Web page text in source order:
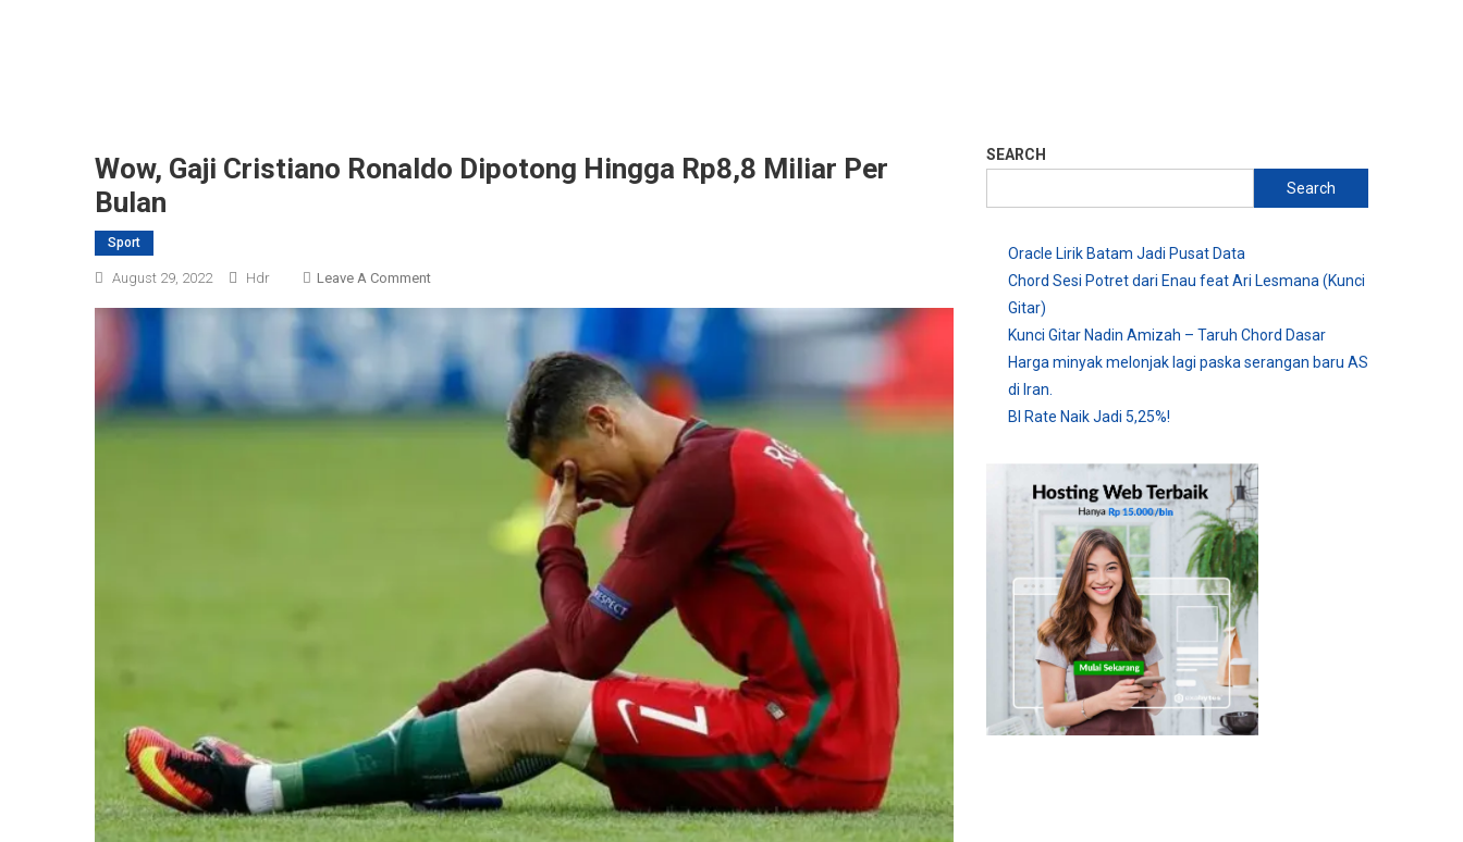
Wow, Gaji Cristiano Ronaldo Dipotong Hingga Rp8,8 Miliar Per
Bulan
Sport
August 29, 2022 Hdr Leave A CommentOn
Cristiano
Ronaldo
Dipotong
SEARCH
Search
Oracle Lirik Batam Jadi Pusat Data
Chord Sesi Potret dari Enau feat Ari Lesmana (Kunci
Gitar)
Kunci Gitar Nadin Amizah – Taruh Chord Dasar
Harga minyak melonjak lagi paska serangan baru AS
di Iran.
BI Rate Naik Jadi 5,25%!